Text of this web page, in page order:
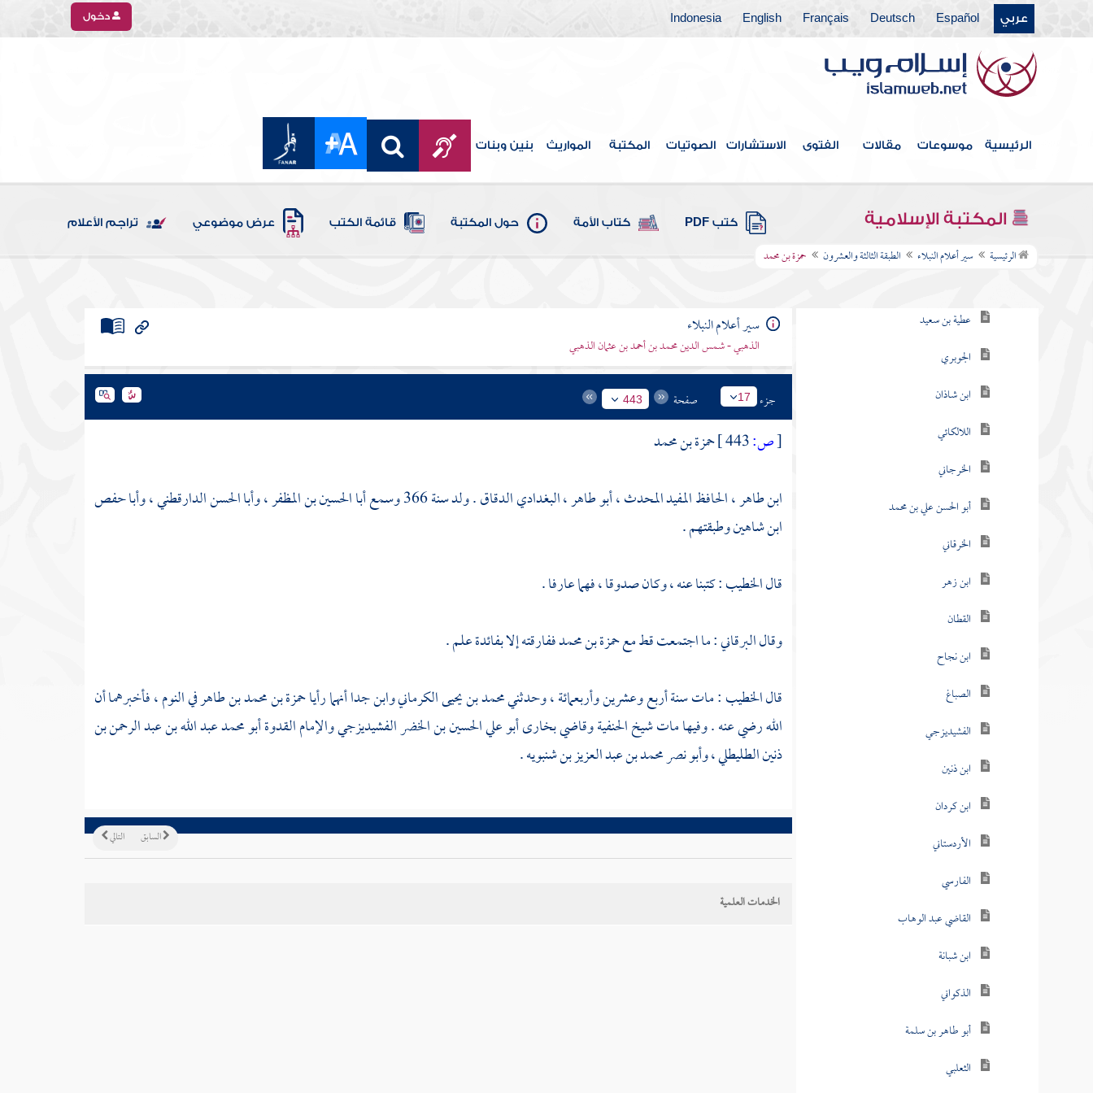
عربي Español
Deutsch
Français
English
Indonesia دخول
الرئيسية موسوعات مقالات الفتوى الاستشارات الصوتيات المكتبة المواريث بنين وبنات
المكتبة الإسلامية كتب PDF كتاب الأمة حول المكتبة قائمة الكتب عرض موضوعي تراجم الأعلام
الرئيسية سير أعلام النبلاء الطبقة الثالثة والعشرون حمزة بن محمد
الطبقة السابعة عشر
الطبقة الثامنة عشر
الطبقة التاسعة عشرة
الطبقة العشرون
الطبقة الحادية والعشرون
الطبقة الثانية والعشرون
الطبقة الثالثة والعشرون
عطية بن سعيد
الجوبري
ابن شاذان
اللالكائي
الخرجاني
أبو الحسن علي بن محمد
الخرقاني
ابن زهر
القطان
ابن نجاح
الصباغ
الفشيديزجي
ابن ذنين
ابن كردان
الأردستاني
الفارسي
القاضي عبد الوهاب
ابن شبانة
الذكواني
أبو طاهر بن سلمة
الثعلبي
سير أعلام النبلاء
الذهبي - شمس الدين محمد بن أحمد بن عثمان الذهبي
جزء 17 صفحة 443
[ص:
حمزة بن محمد
ابن طاهر ، الحافظ المفيد المحدث ، أبو طاهر ، البغدادي الدقاق . ولد سنة 366 وسمع
أبا الحسين بن المظفر،وأبا الحسن الدارقطني،وأبا حفص
ابن شاهينوطبقتهم .
قالالخطيب: كتبنا عنه ، وكان صدوقا ، فهما عارفا .
وقالالبرقاني: ما اجتمعت قط معحمزة بن محمدففارقته إلا بفائدة علم .
قالالخطيب: مات سنة أربع وعشرين وأربعمائة ، وحدثنيمحمد بن يحيى الكرمانيوابن جداأنهما رأياحمزة بن محمد بن طاهرفي النوم ، فأخبرهما أن
الله رضي عنه . وفيها مات شيخ الحنفية وقاضيبخارىأبوعلي الحسين بن الخضر الفشيديزجيوالإمام القدوةأبو محمد عبد الله بن عبد الرحمن بن
ذنين الطليطلي،وأبو نصر محمد بن عبد العزيز بن شنبويه.
التالي السابق
الخدمات العلمية